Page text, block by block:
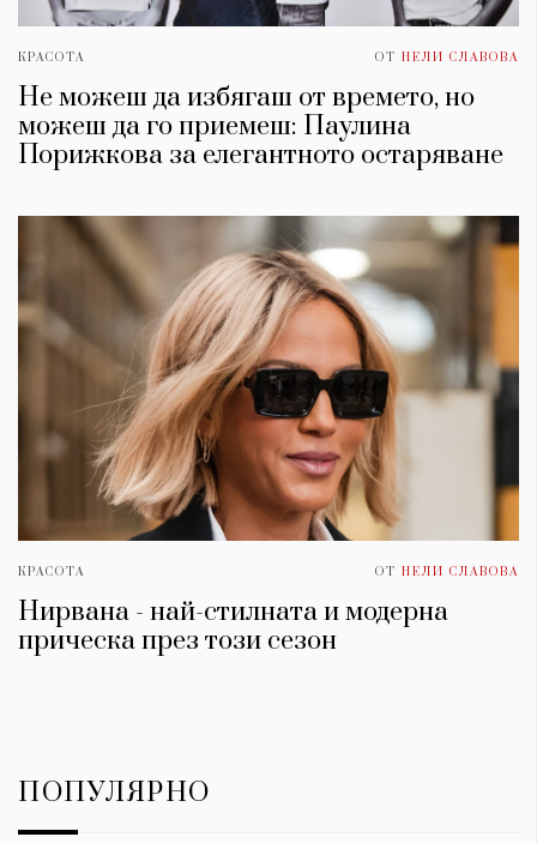
КРАСОТА ОТ НЕЛИ СЛАВОВА
Не можеш да избягаш от времето, но
можеш да го приемеш: Паулина
Порижкова за елегантното остаряване
КРАСОТА ОТ НЕЛИ СЛАВОВА
Нирвана - най-стилната и модерна
прическа през този сезон
ПОПУЛЯРНО